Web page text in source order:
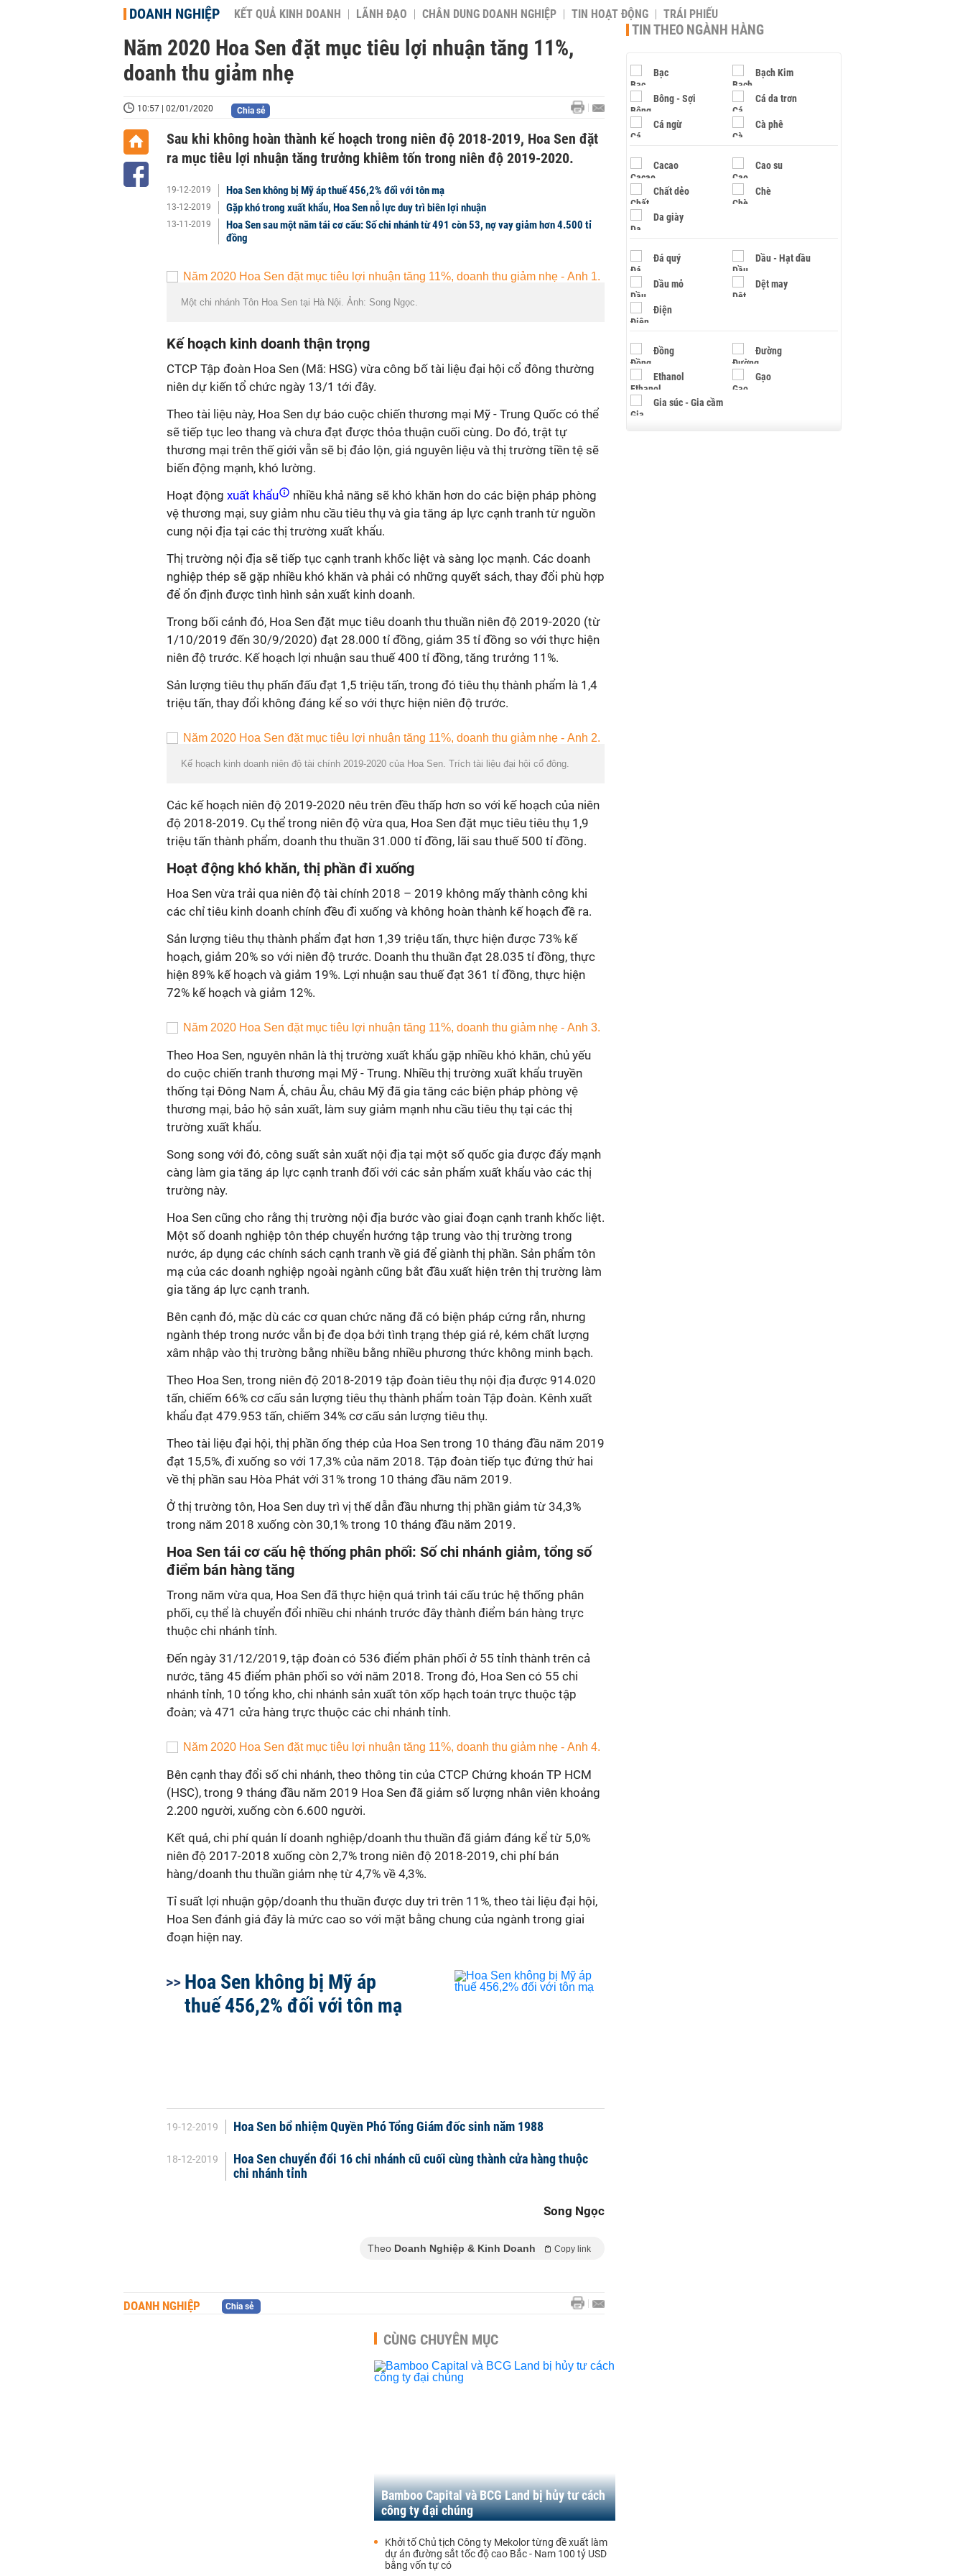
DOANH NGHIỆP KẾT QUẢ KINH DOANH LÃNH ĐẠO CHÂN DUNG DOANH NGHIỆP TIN HOẠT ĐỘNG TRÁI PHIẾU
Năm 2020 Hoa Sen đặt mục tiêu lợi nhuận tăng 11%,
doanh thu giảm nhẹ
10:57 | 02/01/2020 Chia sẻ
Sau khi không hoàn thành kế hoạch trong niên độ 2018-2019, Hoa Sen đặt
ra mục tiêu lợi nhuận tăng trưởng khiêm tốn trong niên độ 2019-2020.
19-12-2019 Hoa Sen không bị Mỹ áp thuế 456,2% đối với tôn mạ
13-12-2019 Gặp khó trong xuất khẩu, Hoa Sen nỗ lực duy trì biên lợi nhuận
13-11-2019
Hoa Sen sau một năm tái cơ cấu: Số chi nhánh từ 491 còn 53, nợ vay giảm hơn 4.500 tỉ
đồng
Một chi nhánh Tôn Hoa Sen tại Hà Nội. Ảnh: Song Ngọc.
Kế hoạch kinh doanh thận trọng
CTCP Tập đoàn Hoa Sen (Mã: HSG) vừa công bố tài liệu đại hội cổ đông thường
niên dự kiến tổ chức ngày 13/1 tới đây.
Theo tài liệu này, Hoa Sen dự báo cuộc chiến thương mại Mỹ - Trung Quốc có thể
sẽ tiếp tục leo thang và chưa đạt được thỏa thuận cuối cùng. Do đó, trật tự
thương mại trên thế giới vẫn sẽ bị đảo lộn, giá nguyên liệu và thị trường tiền tệ sẽ
biến động mạnh, khó lường.
Hoạt động xuất khẩu
nhiều khả năng sẽ khó khăn hơn do các biện pháp phòng
vệ thương mại, suy giảm nhu cầu tiêu thụ và gia tăng áp lực cạnh tranh từ nguồn
cung nội địa tại các thị trường xuất khẩu.
Thị trường nội địa sẽ tiếp tục cạnh tranh khốc liệt và sàng lọc mạnh. Các doanh
nghiệp thép sẽ gặp nhiều khó khăn và phải có những quyết sách, thay đổi phù hợp
để ổn định được tình hình sản xuất kinh doanh.
Trong bối cảnh đó, Hoa Sen đặt mục tiêu doanh thu thuần niên độ 2019-2020 (từ
1/10/2019 đến 30/9/2020) đạt 28.000 tỉ đồng, giảm 35 tỉ đồng so với thực hiện
niên độ trước. Kế hoạch lợi nhuận sau thuế 400 tỉ đồng, tăng trưởng 11%.
Sản lượng tiêu thụ phấn đấu đạt 1,5 triệu tấn, trong đó tiêu thụ thành phẩm là 1,4
triệu tấn, thay đổi không đáng kể so với thực hiện niên độ trước.
Kế hoạch kinh doanh niên độ tài chính 2019-2020 của Hoa Sen. Trích tài liệu đại hội cổ đông.
Các kế hoạch niên độ 2019-2020 nêu trên đều thấp hơn so với kế hoạch của niên
độ 2018-2019. Cụ thể trong niên độ vừa qua, Hoa Sen đặt mục tiêu tiêu thụ 1,9
triệu tấn thành phẩm, doanh thu thuần 31.000 tỉ đồng, lãi sau thuế 500 tỉ đồng.
Hoạt động khó khăn, thị phần đi xuống
Hoa Sen vừa trải qua niên độ tài chính 2018 – 2019 không mấy thành công khi
các chỉ tiêu kinh doanh chính đều đi xuống và không hoàn thành kế hoạch đề ra.
Sản lượng tiêu thụ thành phẩm đạt hơn 1,39 triệu tấn, thực hiện được 73% kế
hoạch, giảm 20% so với niên độ trước. Doanh thu thuần đạt 28.035 tỉ đồng, thực
hiện 89% kế hoạch và giảm 19%. Lợi nhuận sau thuế đạt 361 tỉ đồng, thực hiện
72% kế hoạch và giảm 12%.
Theo Hoa Sen, nguyên nhân là thị trường xuất khẩu gặp nhiều khó khăn, chủ yếu
do cuộc chiến tranh thương mại Mỹ - Trung. Nhiều thị trường xuất khẩu truyền
thống tại Đông Nam Á, châu Âu, châu Mỹ đã gia tăng các biện pháp phòng vệ
thương mại, bảo hộ sản xuất, làm suy giảm mạnh nhu cầu tiêu thụ tại các thị
trường xuất khẩu.
Song song với đó, công suất sản xuất nội địa tại một số quốc gia được đẩy mạnh
càng làm gia tăng áp lực cạnh tranh đối với các sản phẩm xuất khẩu vào các thị
trường này.
Hoa Sen cũng cho rằng thị trường nội địa bước vào giai đoạn cạnh tranh khốc liệt.
Một số doanh nghiệp tôn thép chuyển hướng tập trung vào thị trường trong
nước, áp dụng các chính sách cạnh tranh về giá để giành thị phần. Sản phẩm tôn
mạ của các doanh nghiệp ngoài ngành cũng bắt đầu xuất hiện trên thị trường làm
gia tăng áp lực cạnh tranh.
Bên cạnh đó, mặc dù các cơ quan chức năng đã có biện pháp cứng rắn, nhưng
ngành thép trong nước vẫn bị đe dọa bởi tình trạng thép giá rẻ, kém chất lượng
xâm nhập vào thị trường bằng nhiều bằng nhiều phương thức không minh bạch.
Theo Hoa Sen, trong niên độ 2018-2019 tập đoàn tiêu thụ nội địa được 914.020
tấn, chiếm 66% cơ cấu sản lượng tiêu thụ thành phẩm toàn Tập đoàn. Kênh xuất
khẩu đạt 479.953 tấn, chiếm 34% cơ cấu sản lượng tiêu thụ.
Theo tài liệu đại hội, thị phần ống thép của Hoa Sen trong 10 tháng đầu năm 2019
đạt 15,5%, đi xuống so với 17,3% của năm 2018. Tập đoàn tiếp tục đứng thứ hai
về thị phần sau Hòa Phát với 31% trong 10 tháng đầu năm 2019.
Ở thị trường tôn, Hoa Sen duy trì vị thế dẫn đầu nhưng thị phần giảm từ 34,3%
trong năm 2018 xuống còn 30,1% trong 10 tháng đầu năm 2019.
Hoa Sen tái cơ cấu hệ thống phân phối: Số chi nhánh giảm, tổng số
điểm bán hàng tăng
Trong năm vừa qua, Hoa Sen đã thực hiện quá trình tái cấu trúc hệ thống phân
phối, cụ thể là chuyển đổi nhiều chi nhánh trước đây thành điểm bán hàng trực
thuộc chi nhánh tỉnh.
Đến ngày 31/12/2019, tập đoàn có 536 điểm phân phối ở 55 tỉnh thành trên cả
nước, tăng 45 điểm phân phối so với năm 2018. Trong đó, Hoa Sen có 55 chi
nhánh tỉnh, 10 tổng kho, chi nhánh sản xuất tôn xốp hạch toán trực thuộc tập
đoàn; và 471 cửa hàng trực thuộc các chi nhánh tỉnh.
Bên cạnh thay đổi số chi nhánh, theo thông tin của CTCP Chứng khoán TP HCM
(HSC), trong 9 tháng đầu năm 2019 Hoa Sen đã giảm số lượng nhân viên khoảng
2.200 người, xuống còn 6.600 người.
Kết quả, chi phí quản lí doanh nghiệp/doanh thu thuần đã giảm đáng kể từ 5,0%
niên độ 2017-2018 xuống còn 2,7% trong niên độ 2018-2019, chi phí bán
hàng/doanh thu thuần giảm nhẹ từ 4,7% về 4,3%.
Tỉ suất lợi nhuận gộp/doanh thu thuần được duy trì trên 11%, theo tài liệu đại hội,
Hoa Sen đánh giá đây là mức cao so với mặt bằng chung của ngành trong giai
đoạn hiện nay.
Hoa Sen không bị Mỹ áp
thuế 456,2% đối với tôn mạ
19-12-2019 Hoa Sen bổ nhiệm Quyền Phó Tổng Giám đốc sinh năm 1988
18-12-2019
Hoa Sen chuyển đổi 16 chi nhánh cũ cuối cùng thành cửa hàng thuộc
chi nhánh tỉnh
Song Ngọc
Theo Doanh Nghiệp & Kinh Doanh Copy link
DOANH NGHIỆP Chia sẻ
CÙNG CHUYÊN MỤC
Bamboo Capital và BCG Land bị hủy tư cách
công ty đại chúng
Khởi tố Chủ tịch Công ty Mekolor từng đề xuất làm
dự án đường sắt tốc độ cao Bắc - Nam 100 tỷ USD
bằng vốn tự có
TIN THEO NGÀNH HÀNG
Bạc Bạch Kim
Bông - Sợi Cá da trơn
Cá ngừ Cà phê
Cacao Cao su
Chất dẻo Chè
Da giày
Đá quý Dầu - Hạt dầu
Dầu mỏ Dệt may
Điện
Đồng Đường
Ethanol Gạo
Gia súc - Gia cầm